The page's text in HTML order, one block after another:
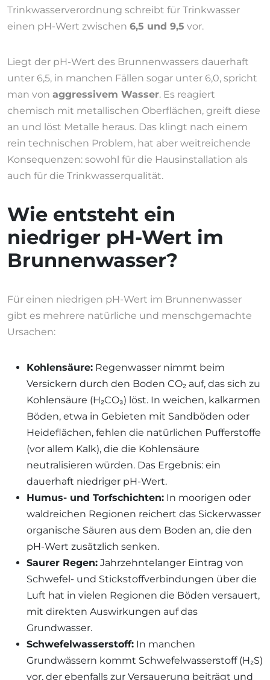
Trinkwasserverordnung schreibt für Trinkwasser
einen pH-Wert zwischen 6,5 und 9,5 vor.
Liegt der pH-Wert des Brunnenwassers dauerhaft
unter 6,5, in manchen Fällen sogar unter 6,0, spricht
man von aggressivem Wasser. Es reagiert
chemisch mit metallischen Oberflächen, greift diese
an und löst Metalle heraus. Das klingt nach einem
rein technischen Problem, hat aber weitreichende
Konsequenzen: sowohl für die Hausinstallation als
auch für die Trinkwasserqualität.
Wie entsteht ein
niedriger pH-Wert im
Brunnenwasser?
Für einen niedrigen pH-Wert im Brunnenwasser
gibt es mehrere natürliche und menschgemachte
Ursachen:
Kohlensäure: Regenwasser nimmt beim
Versickern durch den Boden CO₂ auf, das sich zu
Kohlensäure (H₂CO₃) löst. In weichen, kalkarmen
Böden, etwa in Gebieten mit Sandböden oder
Heideflächen, fehlen die natürlichen Pufferstoffe
(vor allem Kalk), die die Kohlensäure
neutralisieren würden. Das Ergebnis: ein
dauerhaft niedriger pH-Wert.
Humus- und Torfschichten: In moorigen oder
waldreichen Regionen reichert das Sickerwasser
organische Säuren aus dem Boden an, die den
pH-Wert zusätzlich senken.
Saurer Regen: Jahrzehntelanger Eintrag von
Schwefel- und Stickstoffverbindungen über die
Luft hat in vielen Regionen die Böden versauert,
mit direkten Auswirkungen auf das
Grundwasser.
Schwefelwasserstoff: In manchen
Grundwässern kommt Schwefelwasserstoff (H₂S)
vor, der ebenfalls zur Versauerung beiträgt und